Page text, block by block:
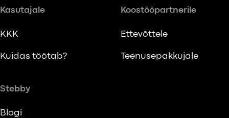
Kasutajale
KKK
Kuidas töötab?
Koostööpartnerile
Ettevõttele
Teenusepakkujale
Stebby
Blogi